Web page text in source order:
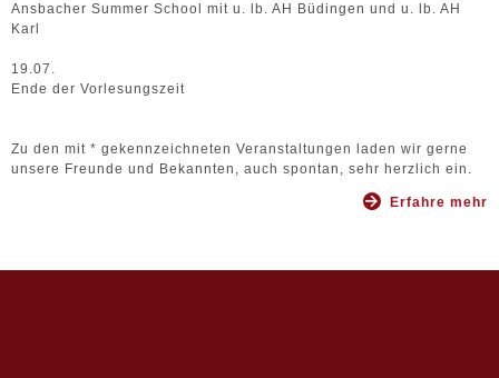
Ansbacher Summer School mit u. lb. AH Büdingen und u. lb. AH
Karl
19.07.
Ende der Vorlesungszeit
Zu den mit * gekennzeichneten Veranstaltungen laden wir gerne
unsere Freunde und Bekannten, auch spontan, sehr herzlich ein.
Erfahre mehr